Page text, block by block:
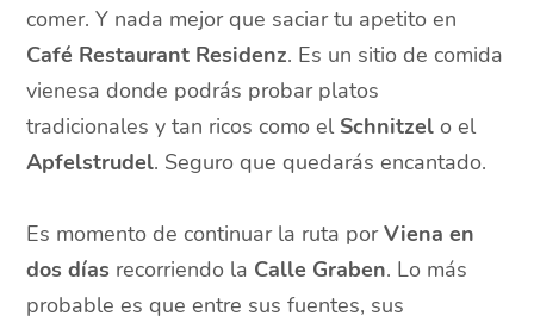
comer. Y nada mejor que saciar tu apetito en
Café Restaurant Residenz. Es un sitio de comida
vienesa donde podrás probar platos
tradicionales y tan ricos como el Schnitzelo el
Apfelstrudel. Seguro que quedarás encantado.
Es momento de continuar la ruta porViena en
dos días recorriendo la Calle Graben. Lo más
probable es que entre sus fuentes, sus